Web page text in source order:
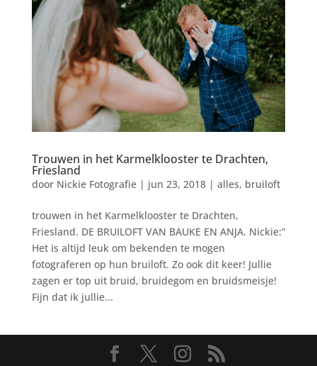
Trouwen in het Karmelklooster te Drachten,
Friesland
door Nickie Fotografie| jun 23, 2018| alles, bruiloft
trouwen in het Karmelklooster te Drachten,
Friesland. DE BRUILOFT VAN BAUKE EN ANJA. Nickie:”
Het is altijd leuk om bekenden te mogen
fotograferen op hun bruiloft. Zo ook dit keer! Jullie
zagen er top uit bruid, bruidegom en bruidsmeisje!
Fijn dat ik jullie...